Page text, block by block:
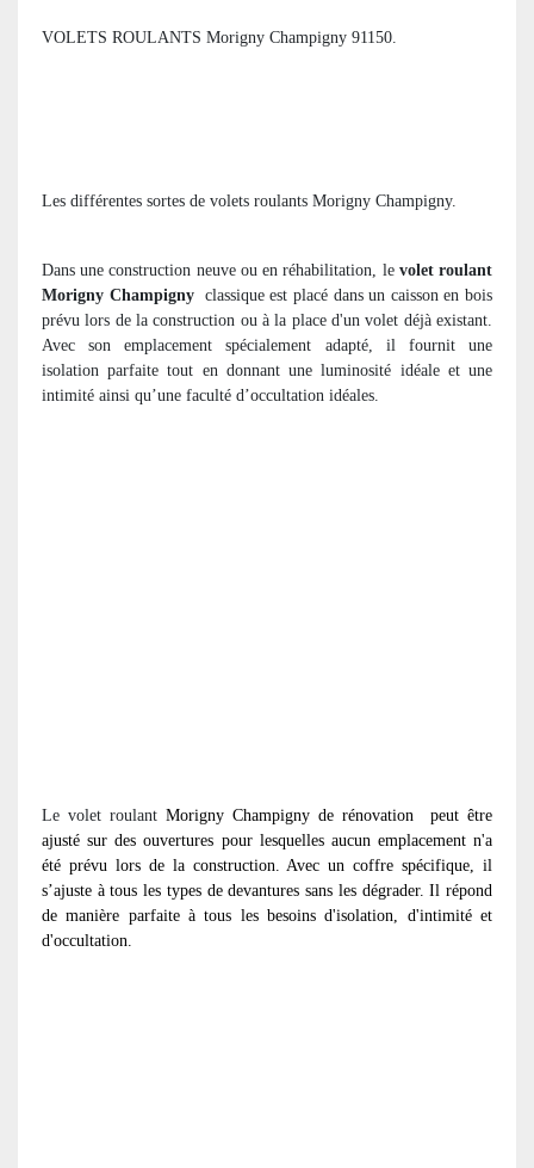
VOLETS ROULANTS Morigny Champigny 91150.
Les différentes sortes de volets roulants Morigny Champigny.
Dans une construction neuve ou en réhabilitation, le volet roulant
Morigny Champigny
classique est placé dans un caisson en bois
prévu lors de la construction ou à la place d'un volet déjà existant.
Avec son emplacement spécialement adapté, il fournit une
isolation parfaite tout en donnant une luminosité idéale et une
intimité ainsi qu’une faculté d’occultation idéales.
Le volet roulant Morigny Champigny de rénovation
peut être
ajusté sur des ouvertures pour lesquelles aucun emplacement n'a
été prévu lors de la construction. Avec un coffre spécifique, il
s’ajuste à tous les types de devantures sans les dégrader. Il répond
de manière parfaite à tous les besoins d'isolation, d'intimité et
d'occultation.